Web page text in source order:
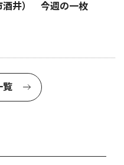
酒井） 今週の一枚
覧